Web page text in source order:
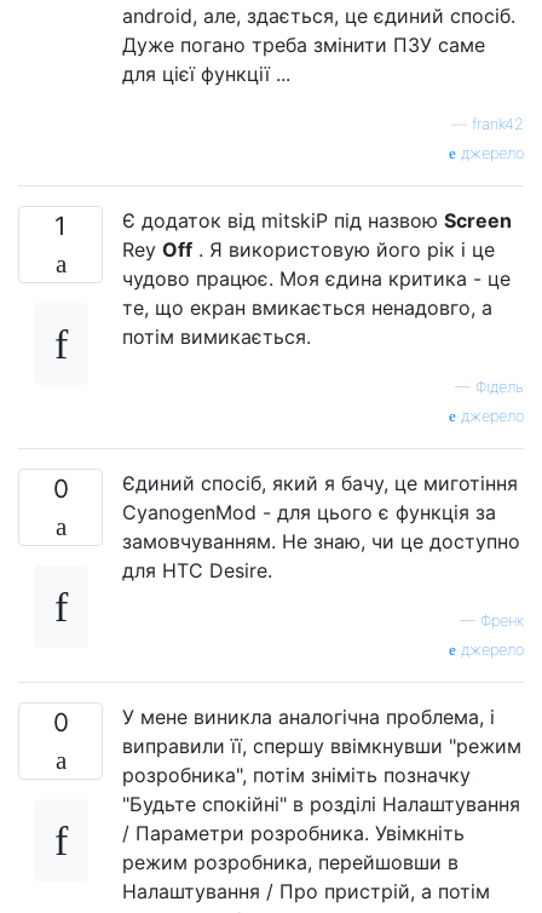
android, але, здається, це єдиний спосіб.
Дуже погано треба змінити ПЗУ саме
для цієї функції ...
frank42
джерело
1 Є додаток від mitskiP під назвою Screen
Rey Off . Я використовую його рік і це
чудово працює. Моя єдина критика - це
те, що екран вмикається ненадовго, а
потім вимикається.
— Фідель
джерело
0
Єдиний спосіб, який я бачу, це миготіння
CyanogenMod - для цього є функція за
замовчуванням. Не знаю, чи це доступно
для HTC Desire.
— Френк
джерело
0
У мене виникла аналогічна проблема, і
виправили її, спершу ввімкнувши "режим
розробника", потім зніміть позначку
"Будьте спокійні" в розділі Налаштування
/ Параметри розробника. Увімкніть
режим розробника, перейшовши в
Налаштування / Про пристрій, а потім